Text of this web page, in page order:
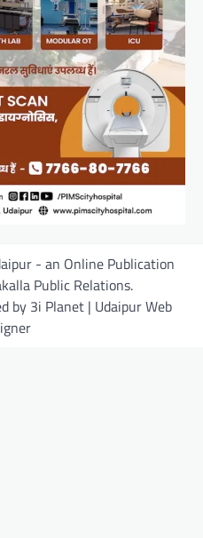
- an Online Publication
Public Relations.
by 3i Planet | Udaipur Web